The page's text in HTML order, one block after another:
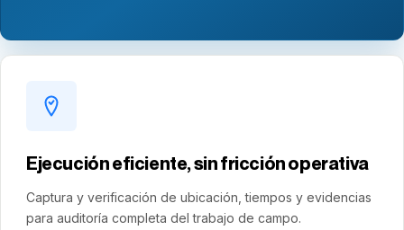
Ejecución eficiente, sin fricción operativa
Captura y verificación de ubicación, tiempos y evidencias
para auditoría completa del trabajo de campo.